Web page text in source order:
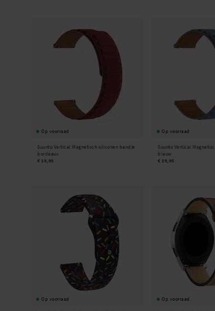
Op voorraad
Suunto Vertical Magnetisch siliconen bandje
bordeaux
€ 19,95
Op voorraad
Suunto Vertical
blauw
€ 19,95
Op voorraad Op voorraad